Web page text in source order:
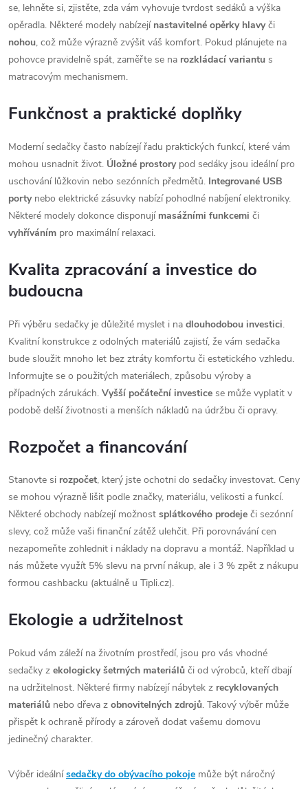
se, lehněte si, zjistěte, zda vám vyhovuje tvrdost sedáků a výška
opěradla. Některé modely nabízejí nastavitelné opěrky hlavyči
nohou, což může výrazně zvýšit váš komfort. Pokud plánujete na
pohovce pravidelně spát, zaměřte se na rozkládací variantu s
matracovým mechanismem.
Funkčnost a praktické doplňky
Moderní sedačky často nabízejí řadu praktických funkcí, které vám
mohou usnadnit život. Úložné prostorypod sedáky jsou ideální pro
uschování lůžkovin nebo sezónních předmětů. Integrované USB
portynebo elektrické zásuvky nabízí pohodlné nabíjení elektroniky.
Některé modely dokonce disponují masážními funkcemi či
vyhříváním pro maximální relaxaci.
Kvalita zpracování a investice do
budoucna
Při výběru sedačky je důležité myslet i na dlouhodobou investici.
Kvalitní konstrukce z odolných materiálů zajistí, že vám sedačka
bude sloužit mnoho let bez ztráty komfortu či estetického vzhledu.
Informujte se o použitých materiálech, způsobu výroby a
případných zárukách. Vyšší počáteční investice se může vyplatit v
podobě delší životnosti a menších nákladů na údržbu či opravy.
Rozpočet a financování
Stanovte si rozpočet, který jste ochotni do sedačky investovat. Ceny
se mohou výrazně lišit podle značky, materiálu, velikosti a funkcí.
Některé obchody nabízejí možnost splátkového prodeje či sezónní
slevy, což může vaši finanční zátěž ulehčit. Při porovnávání cen
nezapomeňte zohlednit i náklady na dopravu a montáž. Například u
nás můžete využít 5% slevu na první nákup, ale i 3 % zpět z nákupu
formou cashbacku (aktuálně u Tipli.cz).
Ekologie a udržitelnost
Pokud vám záleží na životním prostředí, jsou pro vás vhodné
sedačky z ekologicky šetrných materiálů či od výrobců, kteří dbají
na udržitelnost. Některé firmy nabízejí nábytek z recyklovaných
materiálů nebo dřeva z obnovitelných zdrojů. Takový výběr může
přispět k ochraně přírody a zároveň dodat vašemu domovu
jedinečný charakter.
Výběr ideálnísedačky do obývacího pokoje může být náročný